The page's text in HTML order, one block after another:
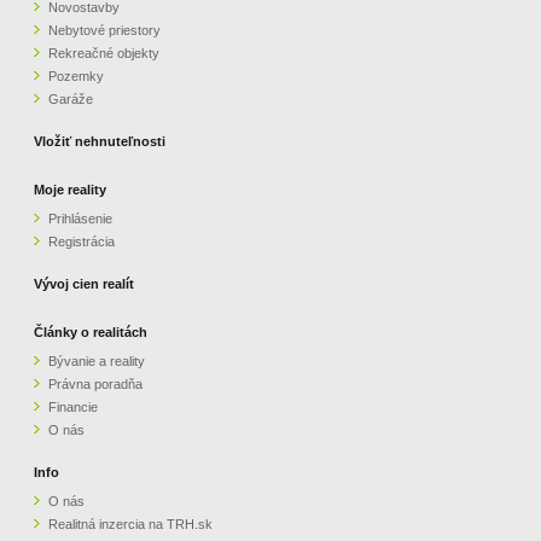
Novostavby
Nebytové priestory
Rekreačné objekty
Pozemky
Garáže
Vložiť nehnuteľnosti
Moje reality
Prihlásenie
Registrácia
Vývoj cien realít
Články o realitách
Bývanie a reality
Právna poradňa
Financie
O nás
Info
O nás
Realitná inzercia na TRH.sk